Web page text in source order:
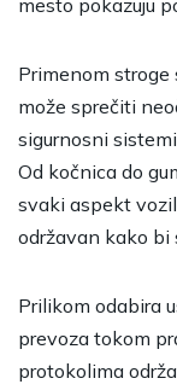
mesto pokazuju
Primenom stroge
može sprečiti
sigurnosni
Od kočnica do
svaki aspekt
održavan kako bi
Prilikom odabira
prevoza tokom
protokolima